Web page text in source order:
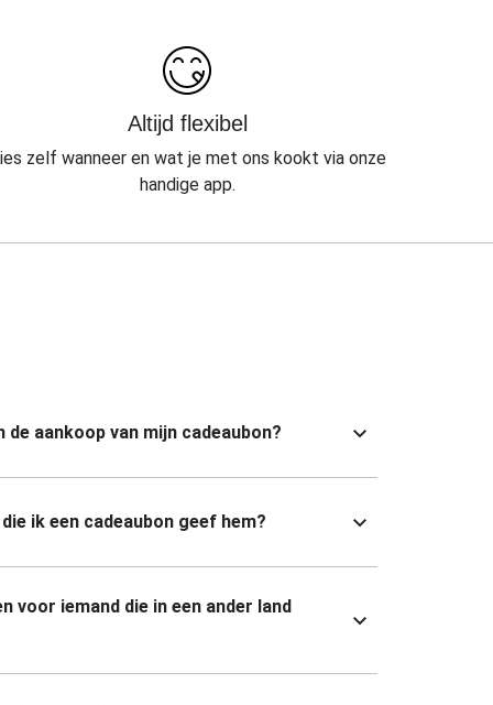
Altijd flexibel
zelf wanneer en wat je met ons kookt via onze
handige app.
aankoop van mijn cadeaubon?
ik een cadeaubon geef hem?
voor iemand die in een ander land